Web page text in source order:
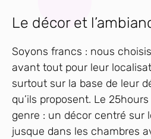
Le décor et
Soyons francs : nous
avant tout pour leur
surtout sur la base de leur
qu’ils proposent. Le
genre : un décor centré sur
jusque dans les chambres